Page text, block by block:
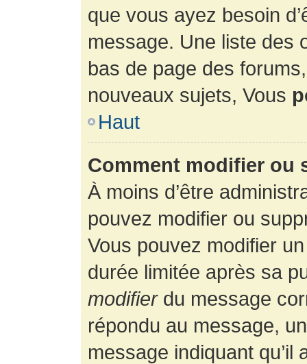
que vous ayez besoin
message. Une liste des
bas de page des
nouveaux sujets, Vous
Haut
Comment modifier ou
À moins d’être
pouvez modifier ou
Vous pouvez modifier
durée limitée après sa
modifierdu message
répondu au message,
message indiquant